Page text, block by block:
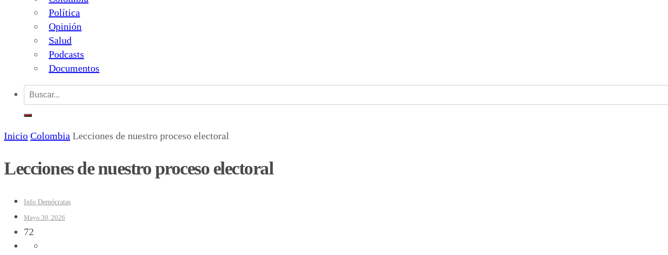
Política
Opinión
Salud
Podcasts
Documentos
Inicio Colombia Lecciones de nuestro proceso electoral
Lecciones de nuestro proceso electoral
Info Demócratas
Mayo 30, 2026
72